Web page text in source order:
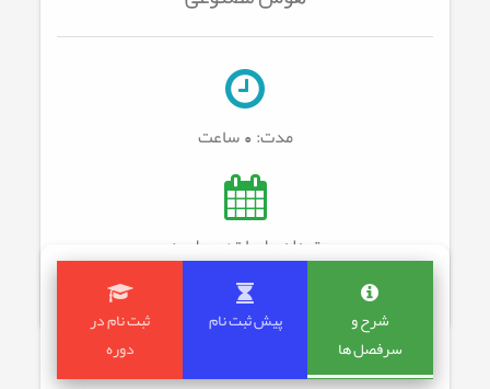
مدت:0 ساعت
تعداد جلسات: 0 جلسه
شرح و
سرفصل ها
پیش ثبت نام
ثبت نام در
دوره